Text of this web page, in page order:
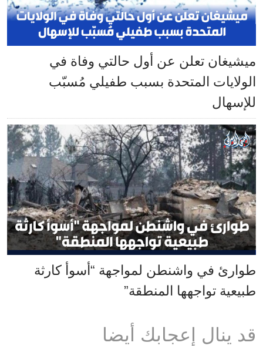
ميشيغان تعلن عن أول حالتي وفاة في
الولايات المتحدة بسبب طفيلي مُسبّب
للإسهال
طوارئ في واشنطن لمواجهة “أسوأ كارثة
طبيعية تواجهها المنطقة”
قد ينال إعجابك أيضا